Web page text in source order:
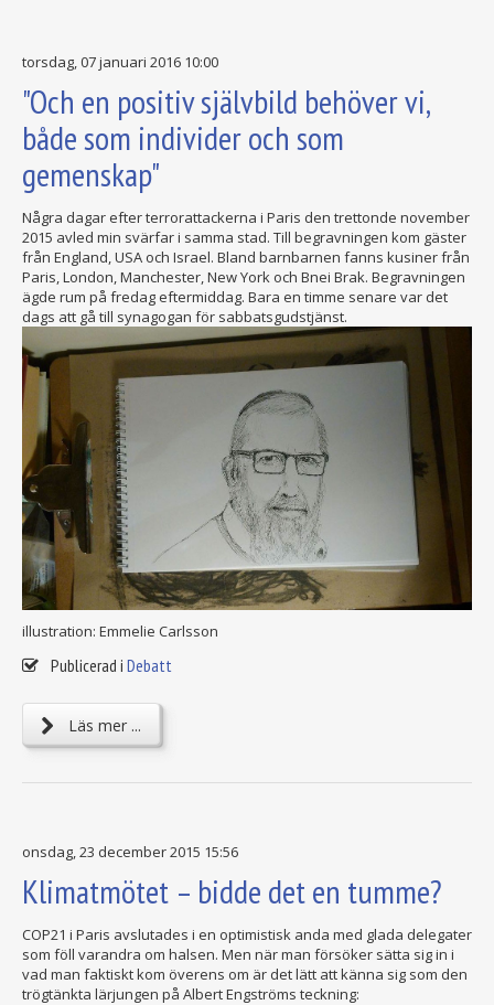
torsdag, 07 januari 2016 10:00
"Och en positiv självbild behöver vi,
både som individer och som
gemenskap"
Några dagar efter terrorattackerna i Paris den trettonde november
2015 avled min svärfar i samma stad. Till begravningen kom gäster
från England, USA och Israel. Bland barnbarnen fanns kusiner från
Paris, London, Manchester, New York och Bnei Brak. Begravningen
ägde rum på fredag eftermiddag. Bara en timme senare var det
dags att gå till synagogan för sabbatsgudstjänst.
illustration: Emmelie Carlsson
Publicerad i Debatt
Läs mer ...
onsdag, 23 december 2015 15:56
Klimatmötet – bidde det en tumme?
COP21 i Paris avslutades i en optimistisk anda med glada delegater
som föll varandra om halsen. Men när man försöker sätta sig in i
vad man faktiskt kom överens om är det lätt att känna sig som den
trögtänkta lärjungen på Albert Engströms teckning: